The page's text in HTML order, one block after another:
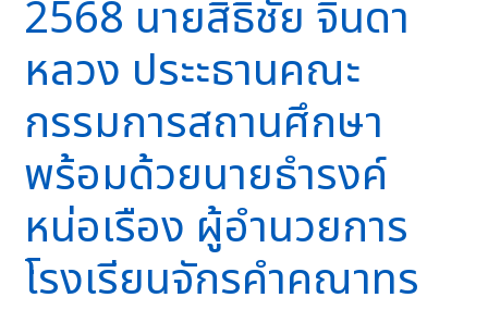
2568 นายสิธิชัย จินดา
หลวง ประะธานคณะ
กรรมการสถานศึกษา
พร้อมด้วยนายธำรงค์
หน่อเรือง ผู้อำนวยการ
โรงเรียนจักรคำคณาทร